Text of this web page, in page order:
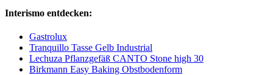
Interismo entdecken:
Gastrolux
Tranquillo Tasse Gelb Industrial
Lechuza Pflanzgefäß CANTO Stone high 30
Birkmann Easy Baking Obstbodenform